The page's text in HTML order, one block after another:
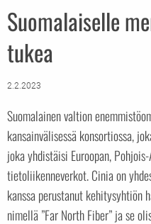
Suomalaiselle
tukea
2.2.2023
Suomalainen valtion
kansainvälisessä konsortiossa,
joka yhdistäisi Euroopan,
tietoliikenneverkot. Cinia on
kanssa perustanut kehitysyhtiön
nimellä ”Far North Fiber” ja se